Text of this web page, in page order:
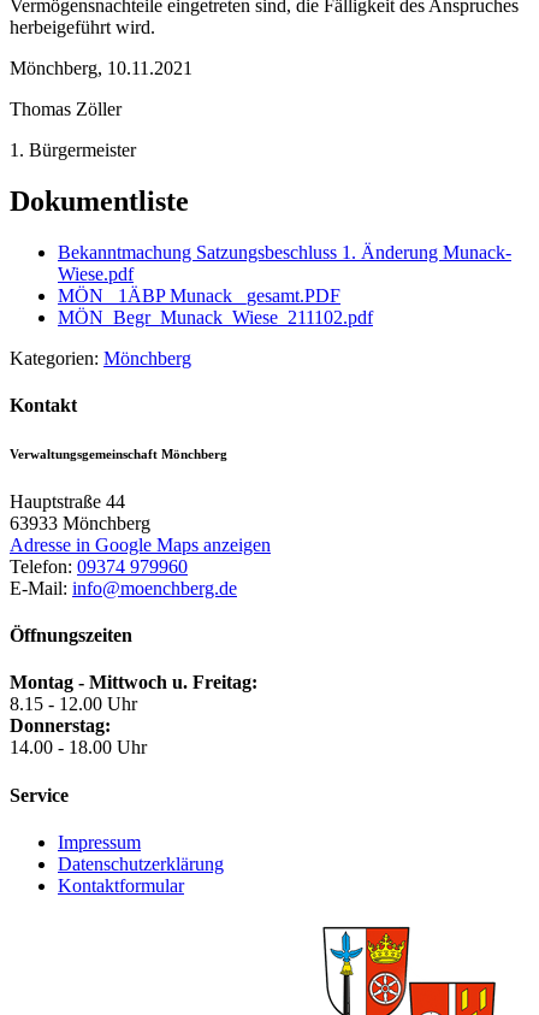
Vermögensnachteile eingetreten sind, die Fälligkeit des Anspruches
herbeigeführt wird.
Mönchberg, 10.11.2021
Thomas Zöller
1. Bürgermeister
Dokumentliste
Bekanntmachung Satzungsbeschluss 1. Änderung Munack-
Wiese.pdf
MÖN _1ÄBP Munack _gesamt.PDF
MÖN_Begr_Munack_Wiese_211102.pdf
Kategorien: Mönchberg
Kontakt
Verwaltungsgemeinschaft Mönchberg
Hauptstraße 44
63933 Mönchberg
Adresse in Google Maps anzeigen
Telefon: 09374 979960
E-Mail: info@moenchberg.de
Öffnungszeiten
Montag - Mittwoch u. Freitag:
8.15 - 12.00 Uhr
Donnerstag:
14.00 - 18.00 Uhr
Service
Impressum
Datenschutzerklärung
Kontaktformular